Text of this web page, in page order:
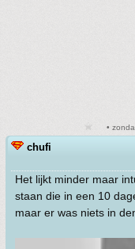
•
chufi
Het lijkt minder maar
staan die in een 10
maar er was niets in